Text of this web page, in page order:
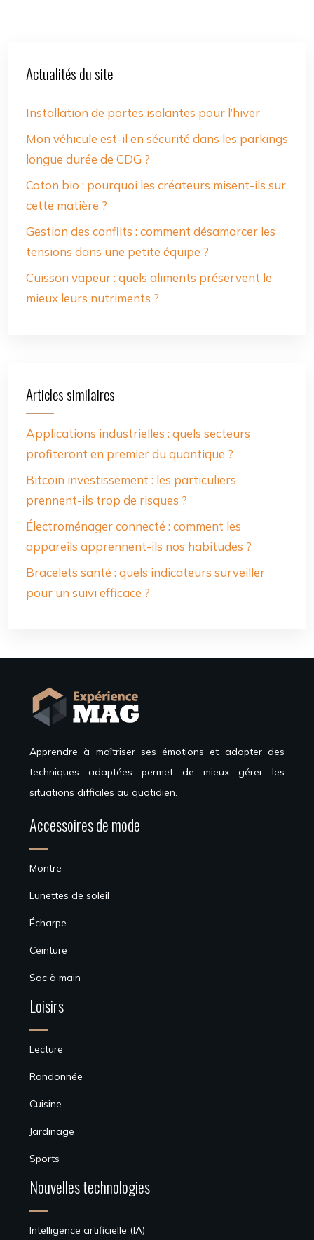
Actualités du site
Installation de portes isolantes pour l’hiver
Mon véhicule est-il en sécurité dans les parkings
longue durée de CDG ?
Coton bio : pourquoi les créateurs misent-ils sur
cette matière ?
Gestion des conflits : comment désamorcer les
tensions dans une petite équipe ?
Cuisson vapeur : quels aliments préservent le
mieux leurs nutriments ?
Articles similaires
Applications industrielles : quels secteurs
profiteront en premier du quantique ?
Bitcoin investissement : les particuliers
prennent-ils trop de risques ?
Électroménager connecté : comment les
appareils apprennent-ils nos habitudes ?
Bracelets santé : quels indicateurs surveiller
pour un suivi efficace ?
Apprendre à maîtriser ses émotions et adopter des
techniques adaptées permet de mieux gérer les
situations difficiles au quotidien.
Accessoires de mode
Montre
Lunettes de soleil
Écharpe
Ceinture
Sac à main
Loisirs
Lecture
Randonnée
Cuisine
Jardinage
Sports
Nouvelles technologies
Intelligence artificielle (IA)